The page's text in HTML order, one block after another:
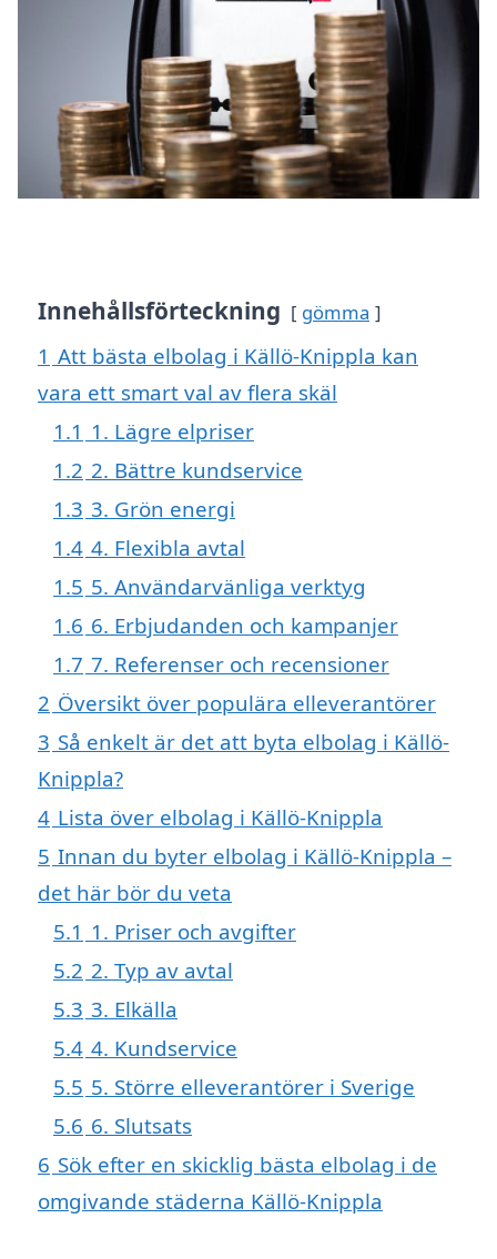
Innehållsförteckning gömma
1 Att bästa elbolag i Källö-Knippla kan
vara ett smart val av flera skäl
1.1 1. Lägre elpriser
1.2 2. Bättre kundservice
1.3 3. Grön energi
1.4 4. Flexibla avtal
1.5 5. Användarvänliga verktyg
1.6 6. Erbjudanden och kampanjer
1.7 7. Referenser och recensioner
2 Översikt över populära elleverantörer
3 Så enkelt är det att byta elbolag i Källö-
Knippla?
4 Lista över elbolag i Källö-Knippla
5 Innan du byter elbolag i Källö-Knippla –
det här bör du veta
5.1 1. Priser och avgifter
5.2 2. Typ av avtal
5.3 3. Elkälla
5.4 4. Kundservice
5.5 5. Större elleverantörer i Sverige
5.6 6. Slutsats
6 Sök efter en skicklig bästa elbolag i de
omgivande städerna Källö-Knippla